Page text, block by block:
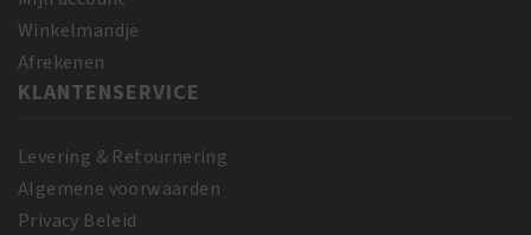
Winkelmandje
Afrekenen
KLANTENSERVICE
Levering & Retournering
Algemene voorwaarden
Privacy Beleid